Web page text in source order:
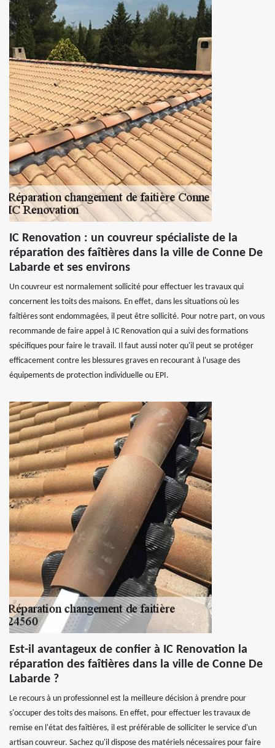
IC Renovation : un couvreur spécialiste de la
réparation des faîtières dans la ville de Conne De
Labarde et ses environs
Un couvreur est normalement sollicité pour effectuer les travaux qui
concernent les toits des maisons. En effet, dans les situations où les
faîtières sont endommagées, il peut être sollicité. Pour notre part, on vous
recommande de faire appel à IC Renovation qui a suivi des formations
spécifiques pour faire le travail. Il faut aussi noter qu'il peut se protéger
efficacement contre les blessures graves en recourant à l'usage des
équipements de protection individuelle ou EPI.
Est-il avantageux de confier à IC Renovation la
réparation des faîtières dans la ville de Conne De
Labarde ?
Le recours à un professionnel est la meilleure décision à prendre pour
s'occuper des toits des maisons. En effet, pour effectuer les travaux de
remise en l'état des faîtières, il est préférable de solliciter le service d'un
artisan couvreur. Sachez qu'il dispose des matériels nécessaires pour faire